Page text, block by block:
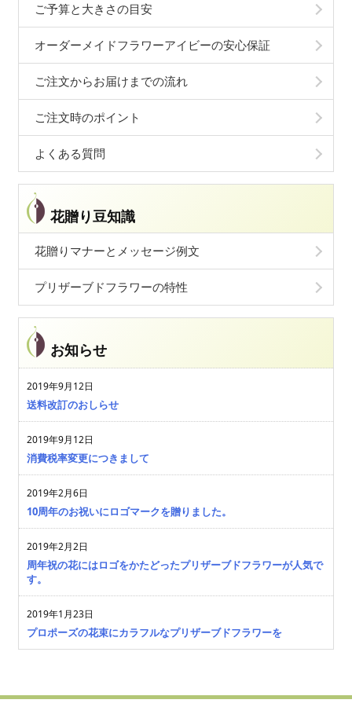
ご予算と大きさの目安
オーダーメイドフラワーアイビーの安心保証
ご注文からお届けまでの流れ
ご注文時のポイント
よくある質問
花贈り豆知識
花贈りマナーとメッセージ例文
プリザーブドフラワーの特性
お知らせ
2019年9月12日
送料改訂のおしらせ
2019年9月12日
消費税率変更につきまして
2019年2月6日
10周年のお祝いにロゴマークを贈りました。
2019年2月2日
周年祝の花にはロゴをかたどったプリザーブドフラワーが人気で
す。
2019年1月23日
プロポーズの花束にカラフルなプリザーブドフラワーを